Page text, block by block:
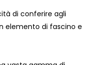
di conferire agli
elemento di fascino e